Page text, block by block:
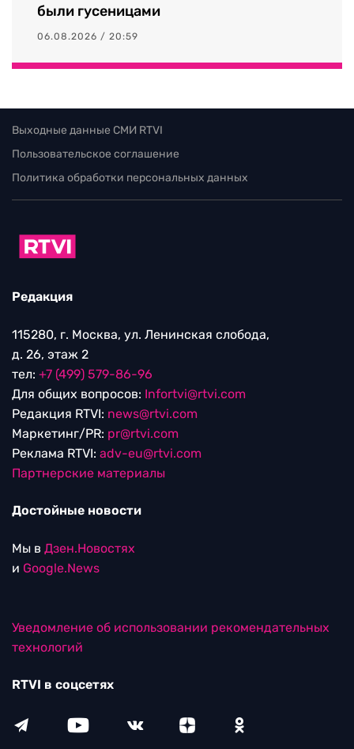
были гусеницами
06.08.2026 / 20:59
Выходные данные СМИ RTVI
Пользовательское соглашение
Политика обработки персональных данных
Редакция
115280, г. Москва, ул. Ленинская слобода,
д. 26, этаж 2
тел: +7 (499) 579-86-96
Для общих вопросов: Infortvi@rtvi.com
Редакция RTVI: news@rtvi.com
Маркетинг/PR: pr@rtvi.com
Реклама RTVI: adv-eu@rtvi.com
Партнерские материалы
Достойные новости
Мы в Дзен.Новостях
и Google.News
Уведомление об использовании рекомендательных
технологий
RTVI в соцсетях